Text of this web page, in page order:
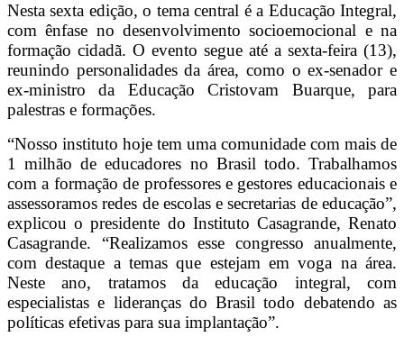
Nesta sexta edição, o tema central é a Educação Integral,
com ênfase no desenvolvimento socioemocional e na
formação cidadã. O evento segue até a sexta-feira (13),
reunindo personalidades da área, como o ex-senador e
ex-ministro da Educação Cristovam Buarque, para
palestras e formações.
“Nosso instituto hoje tem uma comunidade com mais de
1 milhão de educadores no Brasil todo. Trabalhamos
com a formação de professores e gestores educacionais e
assessoramos redes de escolas e secretarias de educação”,
explicou o presidente do Instituto Casagrande, Renato
Casagrande. “Realizamos esse congresso anualmente,
com destaque a temas que estejam em voga na área.
Neste ano, tratamos da educação integral, com
especialistas e lideranças do Brasil todo debatendo as
políticas efetivas para sua implantação”.